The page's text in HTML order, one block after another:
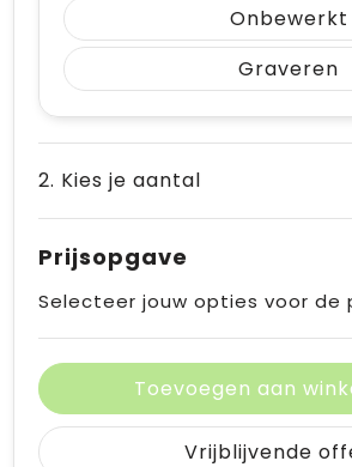
Onbewerkt
Graveren
2. Kies je aantal
Prijsopgave
Selecteer jouw opties voor de
Toevoegen aan
Vrijblijvende